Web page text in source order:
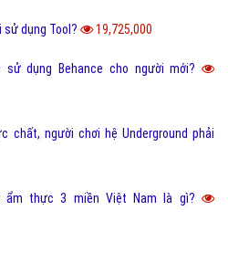
sử dụng Tool? 19,725,000
dụng Behance cho người mới?
chất, người chơi hệ Underground phải
ẩm thực 3 miền Việt Nam là gì?